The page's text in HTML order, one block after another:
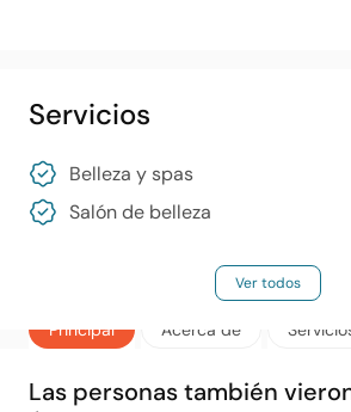
Principal Acerca de
Servicios
Belleza y spas
Salón de belleza
Ver todos
Las personas también